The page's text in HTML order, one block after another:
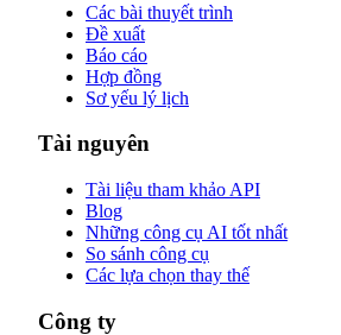
Các bài thuyết trình
Đề xuất
Báo cáo
Hợp đồng
Sơ yếu lý lịch
Tài nguyên
Tài liệu tham khảo API
Blog
Những công cụ AI tốt nhất
So sánh công cụ
Các lựa chọn thay thế
Công ty